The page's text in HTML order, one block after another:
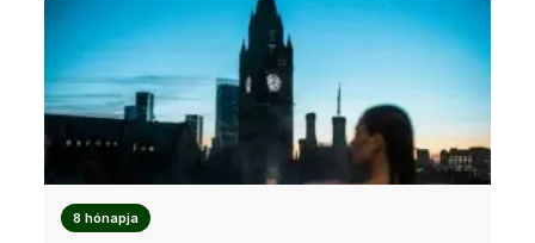
8 hónapja